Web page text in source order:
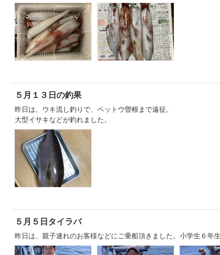
５月１３日の釣果
昨日は、ウキ流し釣りで、ベットウ曽根まで遠征。
大型イサキなどが釣れました。
５月５日タイラバ
昨日は、親子連れのお客様などにご乗船頂きました。小学生６年